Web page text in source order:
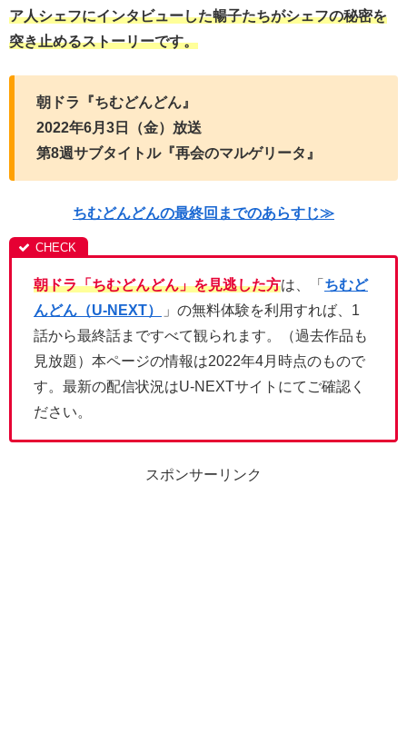
ア人シェフにインタビューした暢子たちがシェフの秘密を
突き止めるストーリーです。
朝ドラ『ちむどんどん』
2022年6月3日（金）放送
第8週サブタイトル『再会のマルゲリータ』
ちむどんどんの最終回までのあらすじ≫
朝ドラ「ちむどんどん」を見逃した方は、「 ちむど
んどん（U-NEXT）
」の無料体験を利用すれば、1
話から最終話まですべて観られます。（過去作品も
見放題）本ページの情報は2022年4月時点のもので
す。最新の配信状況はU-NEXTサイトにてご確認く
ださい。
スポンサーリンク